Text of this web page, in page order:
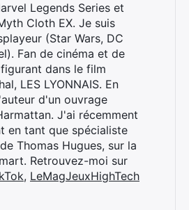
Legends Series et
Cloth EX. Je suis
(Star Wars, DC
Fan de cinéma et de
dans le film
LES LYONNAIS. En
d'un ouvrage
J'ai récemment
en tant que spécialiste
Thomas Hugues, sur la
Retrouvez-moi sur
, LeMagJeuxHighTech